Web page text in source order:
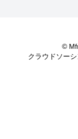
©
クラウドソー